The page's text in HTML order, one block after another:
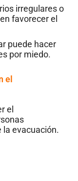
irregulares o
favorecer el
puede hacer
por miedo.
el
el
la evacuación.